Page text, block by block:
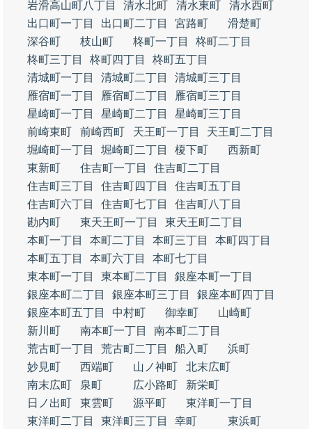
岩滑高山町八丁目 清水北町 清水東町
清水西町
出口町一丁目
出口町二丁目 宮路町
滑楚町
深谷町
枝山町 柊町一丁目
柊町二丁目
柊町三丁目
柊町四丁目
柊町五丁目
清城町一丁目
清城町二丁目
清城町三丁目
雁宿町一丁目
雁宿町二丁目
雁宿町三丁目
星崎町一丁目
星崎町二丁目
星崎町三丁目
前崎東町
前崎西町 天王町一丁目
天王町二丁目
堀崎町一丁目
堀崎町二丁目 榎下町
西新町
東新町
住吉町一丁目
住吉町二丁目
住吉町三丁目
住吉町四丁目
住吉町五丁目
住吉町六丁目
住吉町七丁目
住吉町八丁目
勘内町
東天王町一丁目
東天王町二丁目
本町一丁目
本町二丁目 本町三丁目
本町四丁目
本町五丁目
本町六丁目
本町七丁目
東本町一丁目
東本町二丁目
銀座本町一丁目
銀座本町二丁目
銀座本町三丁目
銀座本町四丁目
銀座本町五丁目
中村町 御幸町
山崎町
新川町
南本町一丁目
南本町二丁目
荒古町一丁目
荒古町二丁目 船入町
浜町
妙見町
西端町 山ノ神町
北末広町
南末広町
泉町 広小路町
新栄町
日ノ出町
東雲町 源平町
東洋町一丁目
東洋町二丁目
東洋町三丁目 幸町
東浜町